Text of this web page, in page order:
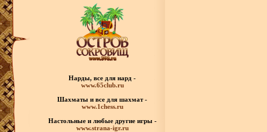
Нарды, все для нард -
www.65club.ru
Шахматы и все для шахмат -
www.1chess.ru
Настольные и любые другие игры -
www.strana-igr.ru